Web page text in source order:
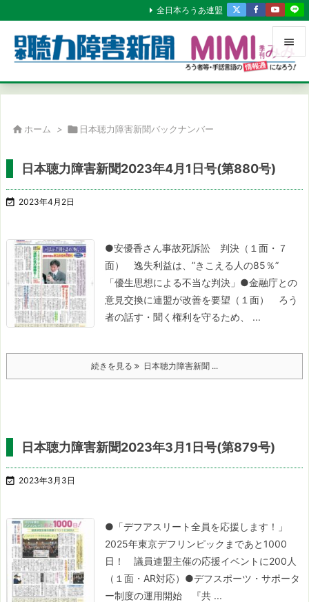


メニュ
次へ
全日本ろうあ連盟
 ホーム >  日本聴力障害新聞バックナンバー
日本聴力障害新聞2023年4月1日号(第880号)
 2023年4月2日
●安優香さん事故死訴訟 判決（１面・７
面）
逸失利益は、”きこえる人の85％”
「優生思想による不当な判決」 ●金融庁との
意見交換に連盟が改善を要望（１面）
ろう
者の話す・聞く権利を守るため、 ...
続きを見る 日本聴力障害新聞 ...
日本聴力障害新聞2023年3月1日号(第879号)
 2023年3月3日
●「デフアスリート全員を応援します！」
2025年東京デフリンピックまであと1000
日！
議員連盟主催の応援イベントに200人
（１面・AR対応） ●デフスポーツ・サポータ
ー制度の運用開始 『共 ...